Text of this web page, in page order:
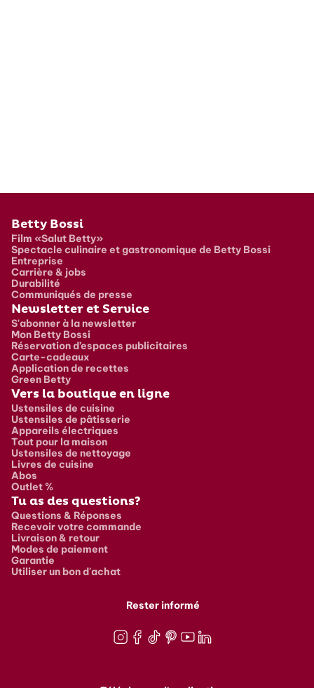
Pied de page
Betty Bossi
Film «Salut Betty»
Spectacle culinaire et gastronomique de Betty Bossi
Entreprise
Carrière & jobs
Durabilité
Communiqués de presse
Newsletter et Service
S'abonner à la newsletter
Mon Betty Bossi
Réservation d’espaces publicitaires
Carte-cadeaux
Application de recettes
Green Betty
Vers la boutique en ligne
Ustensiles de cuisine
Ustensiles de pâtisserie
Appareils électriques
Tout pour la maison
Ustensiles de nettoyage
Livres de cuisine
Abos
Outlet %
Tu as des questions?
Questions & Réponses
Recevoir votre commande
Livraison & retour
Modes de paiement
Garantie
Utiliser un bon d'achat
Rester informé